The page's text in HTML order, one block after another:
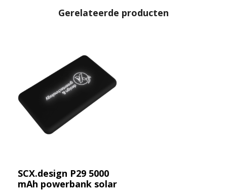
Gerelateerde producten
SCX.design P29 5000
mAh powerbank solar